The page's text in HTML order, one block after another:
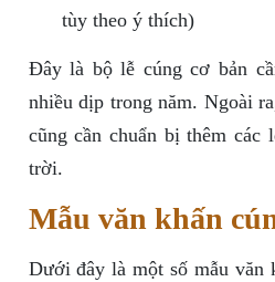
tùy theo ý thích)
Đây là bộ lễ cúng cơ bản
nhiều dịp trong năm. Ngoài
cũng cần chuẩn bị thêm các
trời.
Mẫu văn khấn
Dưới đây là một số mẫu văn